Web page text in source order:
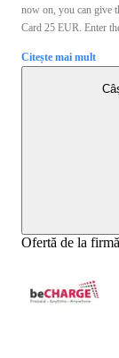
now on, you can give
Card 25 EUR. Enter
Citește mai mult
Ofertă de la firmă